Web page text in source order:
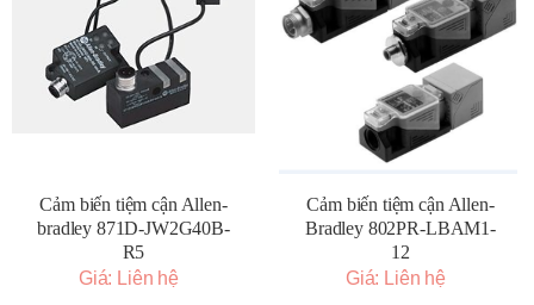
Cảm biến tiệm cận Allen-
bradley 871D-JW2G40B-
R5
Giá: Liên hệ
Cảm biến tiệm cận Allen-
Bradley 802PR-LBAM1-
12
Giá: Liên hệ